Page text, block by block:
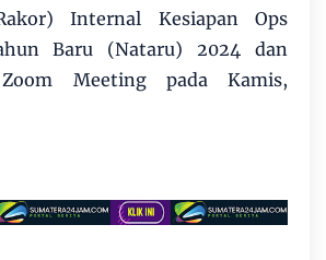
Internal Kesiapan Ops
Baru (Nataru) 2024 dan
Meeting pada Kamis,